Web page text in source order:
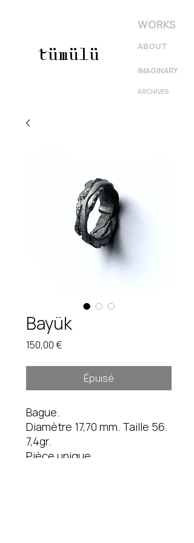
WORKS
tümülü
ARCHIVES
IMAGINARY
ABOUT
Bayük
150,00 €
Épuisé
Bague.
Diamètre 17,70 mm. Taille 56.
7,4gr.
Pièce unique.